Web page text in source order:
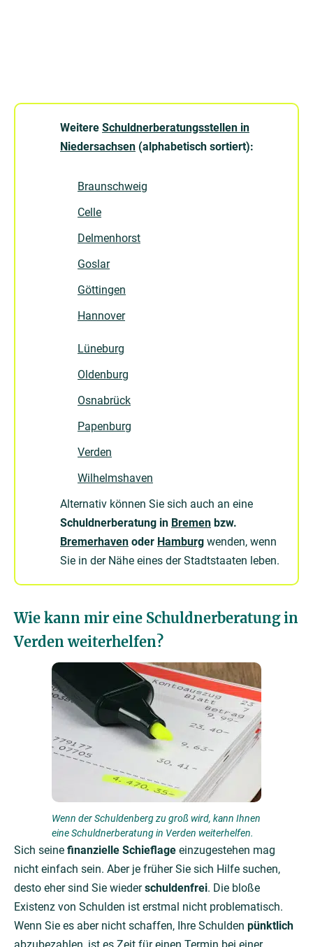
Weitere Schuldnerberatungsstellen in
Niedersachsen (alphabetisch sortiert):
Braunschweig
Celle
Delmenhorst
Goslar
Göttingen
Hannover
Lüneburg
Oldenburg
Osnabrück
Papenburg
Verden
Wilhelmshaven
Alternativ können Sie sich auch an eine
Schuldnerberatung in Bremen bzw.
Bremerhaven oder Hamburg wenden, wenn
Sie in der Nähe eines der Stadtstaaten leben.
Wie kann mir eine Schuldnerberatung in
Verden weiterhelfen?
Wenn der Schuldenberg zu groß wird, kann Ihnen
eine Schuldnerberatung in Verden weiterhelfen.
Sich seine finanzielle Schieflage einzugestehen mag
nicht einfach sein. Aber je früher Sie sich Hilfe suchen,
desto eher sind Sie wiederschuldenfrei. Die bloße
Existenz von Schulden ist erstmal nicht problematisch.
Wenn Sie es aber nicht schaffen, Ihre Schulden pünktlich